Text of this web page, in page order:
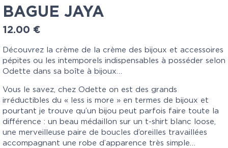
BAGUE JAYA
12.00 €
Découvrez la crème de la crème des bijoux et accessoires
pépites ou les intemporels indispensables à posséder selon
Odette dans sa boîte à bijoux…
Vous le savez, chez Odette on est des grands
irréductibles du « less is more » en termes de bijoux et
pourtant je trouve qu’un bijou peut parfois faire toute la
différence : un beau médaillon sur un t-shirt blanc loose,
une merveilleuse paire de boucles d’oreilles travaillées
accompagnant une robe d’apparence très simple…